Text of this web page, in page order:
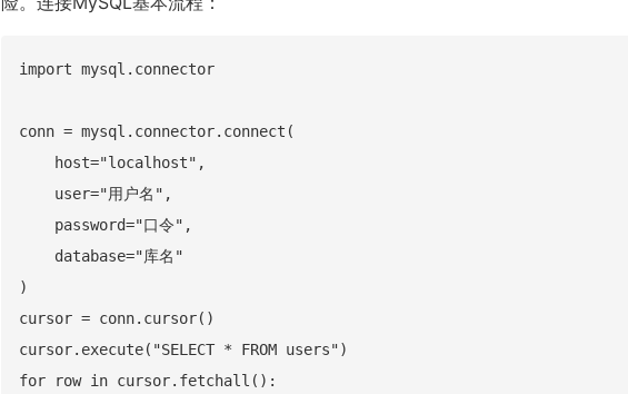
import mysql.connector
conn = mysql.connector.connect(
    host="localhost",
    user="用户名",
    password="口令",
    database="库名"
)
cursor = conn.cursor()
cursor.execute("SELECT * FROM users")
for row in cursor.fetchall():